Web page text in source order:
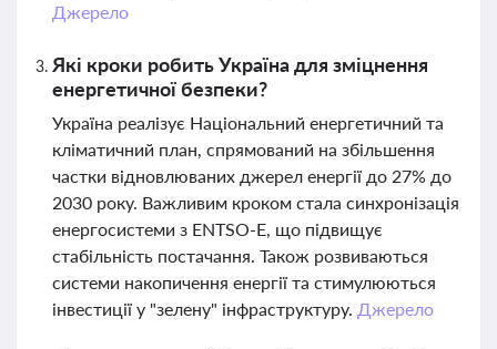
Джерело
Які кроки робить Україна для зміцнення
енергетичної безпеки?
Україна реалізує Національний енергетичний та
кліматичний план, спрямований на збільшення
частки відновлюваних джерел енергії до 27% до
2030 року. Важливим кроком стала синхронізація
енергосистеми з ENTSO-E, що підвищує
стабільність постачання. Також розвиваються
системи накопичення енергії та стимулюються
інвестиції у "зелену" інфраструктуру. Джерело